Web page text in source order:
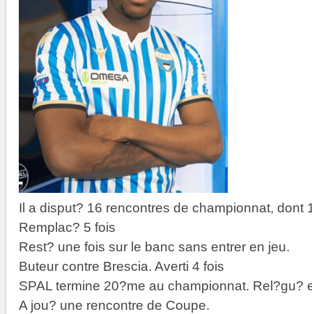
Il a disput? 16 rencontres de championnat, dont
Remplac? 5 fois
Rest? une fois sur le banc sans entrer en jeu.
Buteur contre Brescia. Averti 4 fois
SPAL termine 20?me au championnat. Rel?gu?
A jou? une rencontre de Coupe.